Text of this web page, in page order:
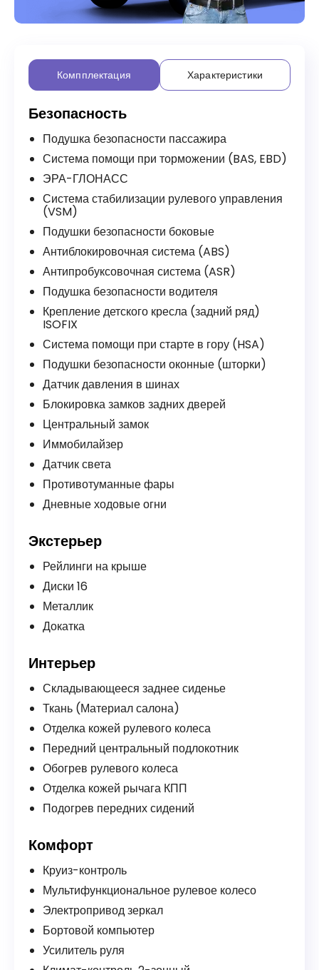
Компплектация Характеристики
Безопасность
Подушка безопасности пассажира
Система помощи при торможении (BAS, EBD)
ЭРА-ГЛОНАСС
Система стабилизации рулевого управления
(VSM)
Подушки безопасности боковые
Антиблокировочная система (ABS)
Антипробуксовочная система (ASR)
Подушка безопасности водителя
Крепление детского кресла (задний ряд)
ISOFIX
Система помощи при старте в гору (HSA)
Подушки безопасности оконные (шторки)
Датчик давления в шинах
Блокировка замков задних дверей
Центральный замок
Иммобилайзер
Датчик света
Противотуманные фары
Дневные ходовые огни
Экстерьер
Рейлинги на крыше
Диски 16
Металлик
Докатка
Интерьер
Складывающееся заднее сиденье
Ткань (Материал салона)
Отделка кожей рулевого колеса
Передний центральный подлокотник
Обогрев рулевого колеса
Отделка кожей рычага КПП
Подогрев передних сидений
Комфорт
Круиз-контроль
Мультифункциональное рулевое колесо
Электропривод зеркал
Бортовой компьютер
Усилитель руля